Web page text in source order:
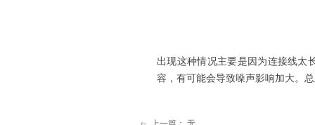
出现这种情况主要是因为连接线太
容，有可能会导致噪声影响加大。